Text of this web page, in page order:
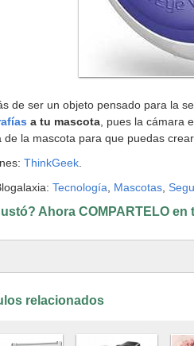
de ser un objeto pensado para la
a tu mascota, pues la cámara
de la mascota para que puedas
ThinkGeek.
Tecnología Mascotas,
Ahora COMPARTELO en
relacionados